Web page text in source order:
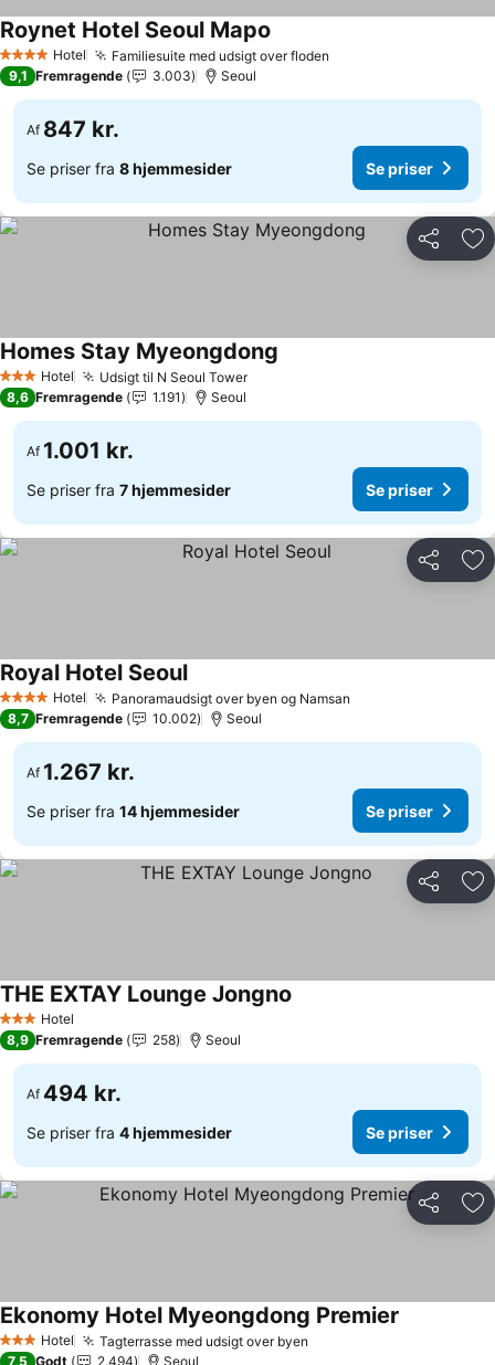
4 StjernerHotel Familiesuite med udsigt over floden
Roynet Hotel Seoul Mapo
9,1 Fremragende 3.003 Seoul
Af 847 kr.
Se priser fra 8 hjemmesider Se priser
Del
3 StjernerHotel Udsigt til N Seoul TowerSe priser
Homes Stay Myeongdong
8,6 Fremragende 1.191 Seoul
Af 1.001 kr.
Se priser fra 7 hjemmesider Se priser
Del
4 StjernerHotel Panoramaudsigt over byen og Namsan
Royal Hotel SeoulSe priser
8,7 Fremragende 10.002 Seoul
Af 1.267 kr.
Se priser fra 14 hjemmesider Se priser
Del
3 StjernerHotel
THE EXTAY Lounge Jongno
8,9 Fremragende 258 Seoul
Af 494 kr.
Se priser fra 4 hjemmesider Se priser
Del
3 StjernerHotel Tagterrasse med udsigt over byen
Ekonomy Hotel Myeongdong Premier
7,5 Godt 2.494 Seoul